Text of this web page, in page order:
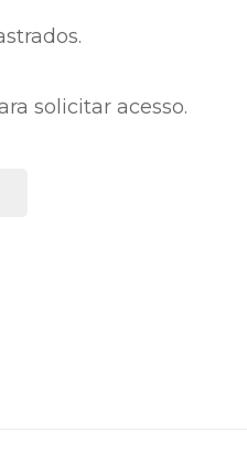
solicitar acesso.